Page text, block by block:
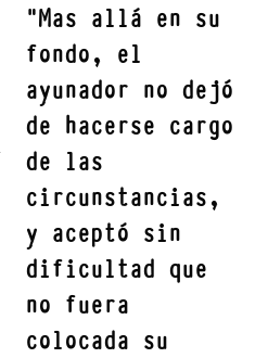
"Mas allá en su
fondo, el
ayunador no dejó
de hacerse cargo
de las
circunstancias,
y aceptó sin
dificultad que
no fuera
colocada su